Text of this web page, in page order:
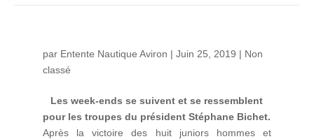
par Entente Nautique Aviron | Juin 25, 2019 | Non
classé
Les week-ends se suivent et se ressemblent
pour les troupes du président Stéphane Bichet.
Après la victoire des huit juniors hommes et